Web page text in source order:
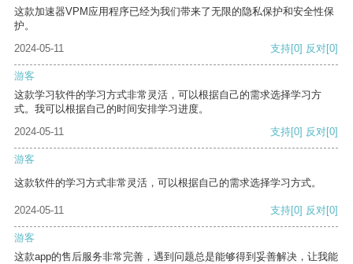
这款加速器VPM应用程序已经为我们带来了无限的隐私保护和安全性保
护。
2024-05-11
支持[0] 反对[0]
游客
这款学习软件的学习方式非常灵活，可以根据自己的需求选择学习方
式。我可以根据自己的时间安排学习进度。
2024-05-11
支持[0] 反对[0]
游客
这款软件的学习方式非常灵活，可以根据自己的需求选择学习方式。
2024-05-11 支持[0] 反对[0]
游客
这款app的售后服务非常完善，遇到问题总是能够得到妥善解决，让我能